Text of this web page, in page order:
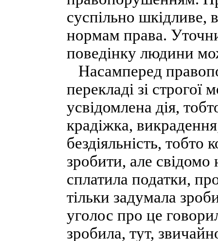
суспільно шкідливе,
нормам права.
поведінку людини
Насамперед
перекладі зі строгої
усвідомлена дія,
крадіжка,
бездіяльність,
зробити, але свідомо
сплатила податки,
тільки задумала
уголос про це
зробила, тут,